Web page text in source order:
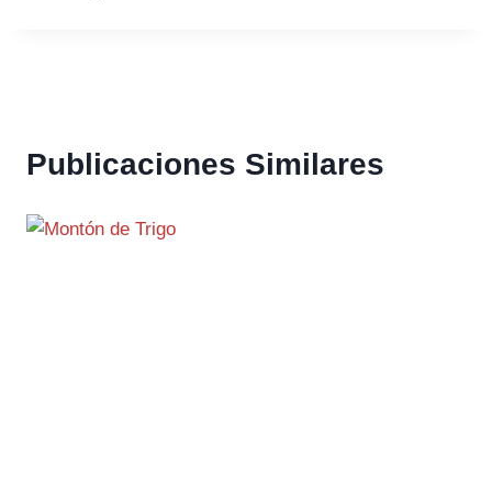
Publicaciones Similares